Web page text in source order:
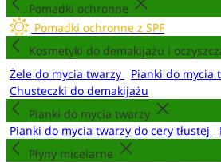
Pomadki ochronne
Pomadki ochronne z SPF
Kosmetyki do demakijażu i
Żele do mycia twarzy
Pianki do mycia
Chusteczki do demakijażu
Pianki do mycia twarzy
Pianki do mycia twarzy do cery tłustej
Płyny micelarne